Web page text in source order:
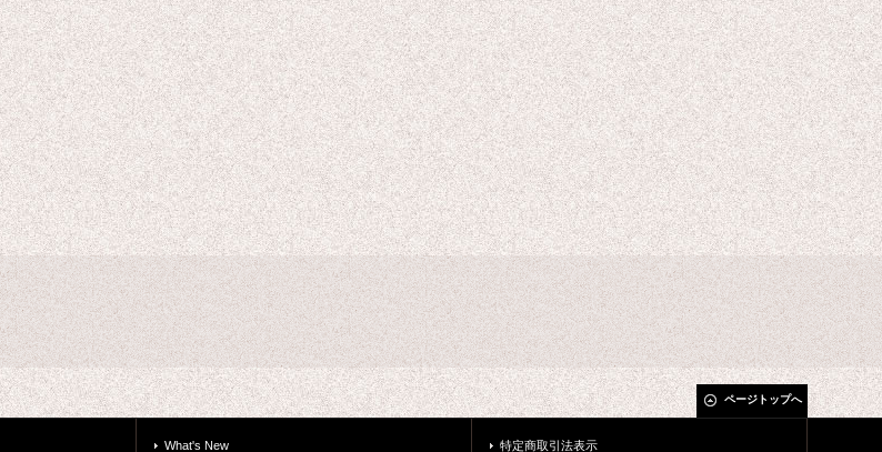
ページトップへ
What's New 特定商取引法表示